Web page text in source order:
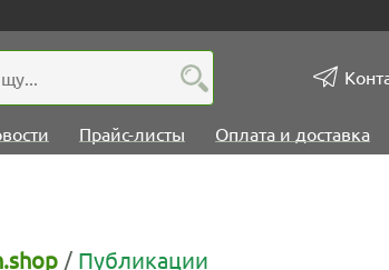
Прайс-листы Оплата и доставка
/ Публикации